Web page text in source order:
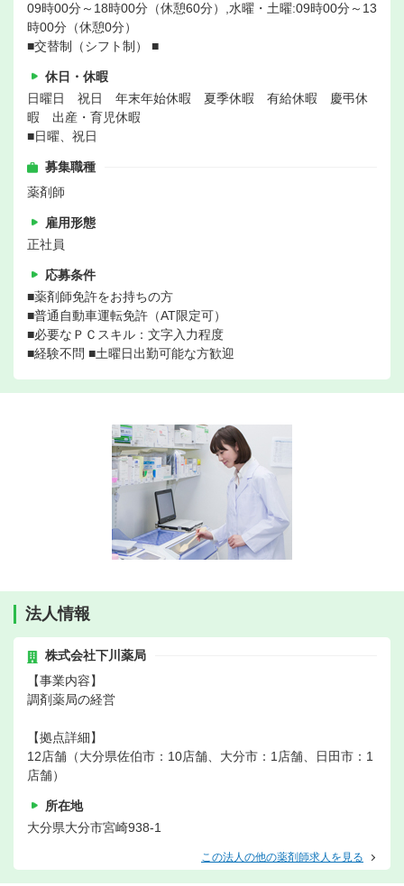
09時00分～18時00分（休憩60分）,水曜・土曜:09時00分～13
時00分（休憩0分）
■交替制（シフト制） ■
休日・休暇
日曜日 祝日 年末年始休暇 夏季休暇 有給休暇 慶弔休
暇 出産・育児休暇
■日曜、祝日
募集職種
薬剤師
雇用形態
正社員
応募条件
■薬剤師免許をお持ちの方
■普通自動車運転免許（AT限定可）
■必要なＰＣスキル：文字入力程度
■経験不問 ■土曜日出勤可能な方歓迎
法人情報
株式会社下川薬局
【事業内容】
調剤薬局の経営
【拠点詳細】
12店舗（大分県佐伯市：10店舗、大分市：1店舗、日田市：1
店舗）
所在地
大分県大分市宮崎938-1
この法人の他の薬剤師求人を見る